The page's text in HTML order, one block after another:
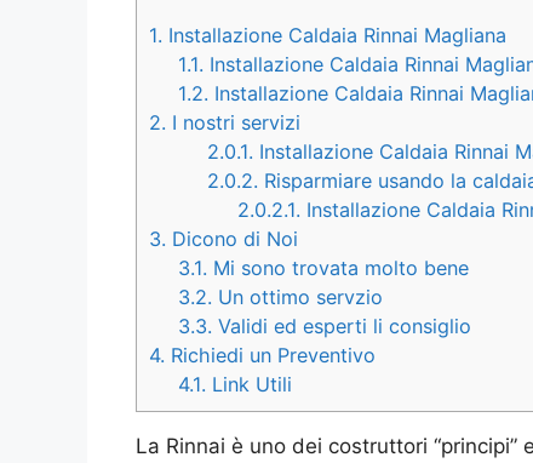
1. Installazione Caldaia Rinnai Magliana
1.1. Installazione Caldaia Rinnai
1.2. Installazione Caldaia Rinnai
2. I nostri servizi
2.0.1. Installazione Caldaia Rinnai
2.0.2. Risparmiare usando la
2.0.2.1. Installazione Caldaia
3. Dicono di Noi
3.1. Mi sono trovata molto bene
3.2. Un ottimo servzio
3.3. Validi ed esperti li consiglio
4. Richiedi un Preventivo
4.1. Link Utili
La Rinnai è uno dei costruttori